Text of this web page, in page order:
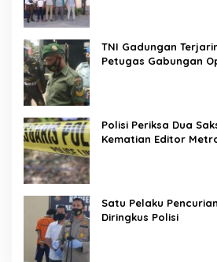
TNI Gadungan
Petugas Gabungan
Polisi Periksa Dua
Kematian Editor
Satu Pelaku
Diringkus Polisi